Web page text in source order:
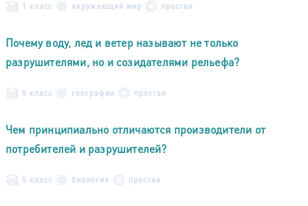
1 класс окружающий мир простая
Почему воду, лед и ветер называют не только
разрушителями, но и созидателями рельефа?
5 класс география простая
Чем принципиально отличаются производители от
потребителей и разрушителей?
5 класс биология простая